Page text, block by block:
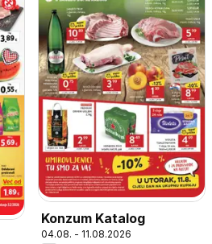
Konzum Katalog
04.08. - 11.08.2026